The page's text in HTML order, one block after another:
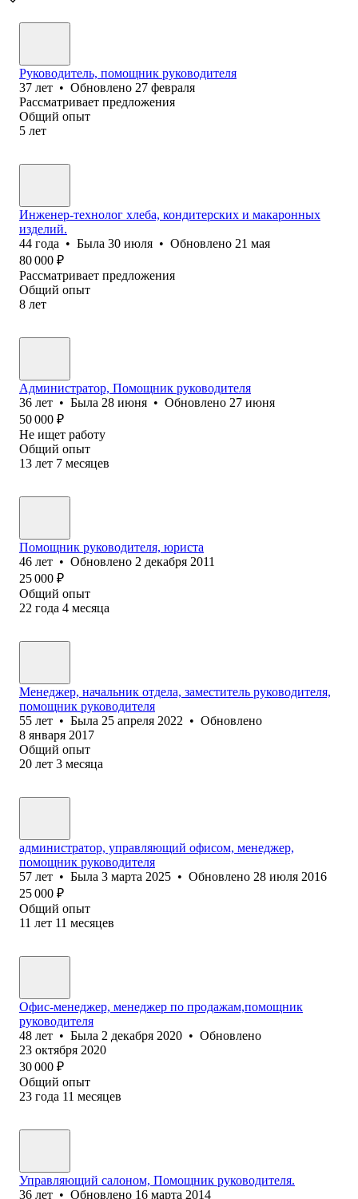
Руководитель, помощник руководителя
37 лет • Обновлено 27 февраля
Рассматривает предложения
Общий опыт
5 лет
Инженер-технолог хлеба, кондитерских и макаронных
изделий.
44 года • Была 30 июля • Обновлено 21 мая
80 000 ₽
Рассматривает предложения
Общий опыт
8 лет
Администратор, Помощник руководителя
36 лет • Была 28 июня • Обновлено 27 июня
50 000 ₽
Не ищет работу
Общий опыт
13 лет 7 месяцев
Помощник руководителя, юриста
46 лет • Обновлено 2 декабря 2011
25 000 ₽
Общий опыт
22 года 4 месяца
Менеджер, начальник отдела, заместитель руководителя,
помощник руководителя
55 лет • Была 25 апреля 2022 • Обновлено
8 января 2017
Общий опыт
20 лет 3 месяца
администратор, управляющий офисом, менеджер,
помощник руководителя
57 лет • Была 3 марта 2025 • Обновлено 28 июля 2016
25 000 ₽
Общий опыт
11 лет 11 месяцев
Офис-менеджер, менеджер по продажам,помощник
руководителя
48 лет • Была 2 декабря 2020 • Обновлено
23 октября 2020
30 000 ₽
Общий опыт
23 года 11 месяцев
Управляющий салоном, Помощник руководителя.
36 лет • Обновлено 16 марта 2014